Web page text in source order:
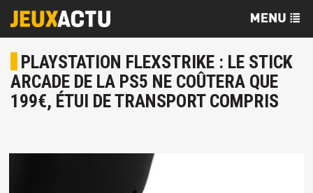
PLAYSTATION FLEXSTRIKE : LE STICK
ARCADE DE LA PS5 NE COÛTERA QUE
199€, ÉTUI DE TRANSPORT COMPRIS